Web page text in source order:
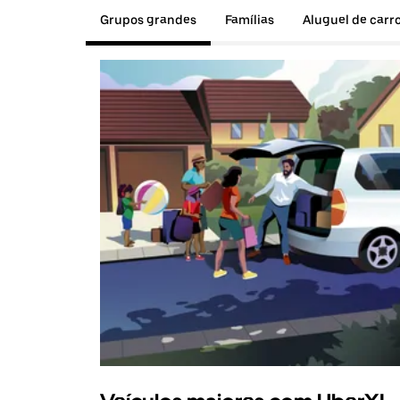
Grupos grandes Famílias Aluguel de